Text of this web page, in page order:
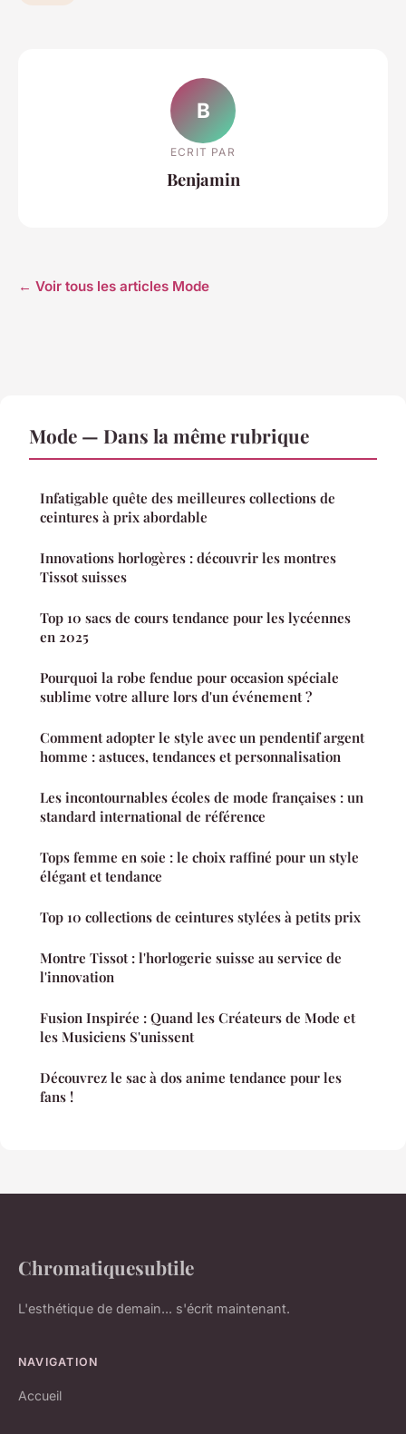
B
ECRIT PAR
Benjamin
← Voir tous les articles Mode
Mode — Dans la même rubrique
Infatigable quête des meilleures collections de
ceintures à prix abordable
Innovations horlogères : découvrir les montres
Tissot suisses
Top 10 sacs de cours tendance pour les lycéennes
en 2025
Pourquoi la robe fendue pour occasion spéciale
sublime votre allure lors d'un événement ?
Comment adopter le style avec un pendentif argent
homme : astuces, tendances et personnalisation
Les incontournables écoles de mode françaises : un
standard international de référence
Tops femme en soie : le choix raffiné pour un style
élégant et tendance
Top 10 collections de ceintures stylées à petits prix
Montre Tissot : l'horlogerie suisse au service de
l'innovation
Fusion Inspirée : Quand les Créateurs de Mode et
les Musiciens S'unissent
Découvrez le sac à dos anime tendance pour les
fans !
Chromatiquesubtile
L'esthétique de demain... s'écrit maintenant.
NAVIGATION
Accueil